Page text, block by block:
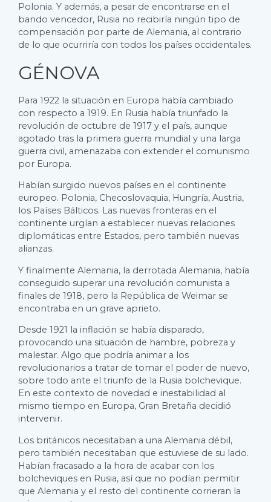
Polonia. Y además, a pesar de encontrarse en el
bando vencedor, Rusia no recibiría ningún tipo de
compensación por parte de Alemania, al contrario
de lo que ocurriría con todos los países occidentales.
GÉNOVA
Para 1922 la situación en Europa había cambiado
con respecto a 1919. En Rusia había triunfado la
revolución de octubre de 1917 y el país, aunque
agotado tras la primera guerra mundial y una larga
guerra civil, amenazaba con extender el comunismo
por Europa.
Habían surgido nuevos países en el continente
europeo. Polonia, Checoslovaquia, Hungría, Austria,
los Países Bálticos. Las nuevas fronteras en el
continente urgían a establecer nuevas relaciones
diplomáticas entre Estados, pero también nuevas
alianzas.
Y finalmente Alemania, la derrotada Alemania, había
conseguido superar una revolución comunista a
finales de 1918, pero la República de Weimar se
encontraba en un grave aprieto.
Desde 1921 la inflación se había disparado,
provocando una situación de hambre, pobreza y
malestar. Algo que podría animar a los
revolucionarios a tratar de tomar el poder de nuevo,
sobre todo ante el triunfo de la Rusia bolchevique.
En este contexto de novedad e inestabilidad al
mismo tiempo en Europa, Gran Bretaña decidió
intervenir.
Los británicos necesitaban a una Alemania débil,
pero también necesitaban que estuviese de su lado.
Habían fracasado a la hora de acabar con los
bolcheviques en Rusia, así que no podían permitir
que Alemania y el resto del continente corrieran la